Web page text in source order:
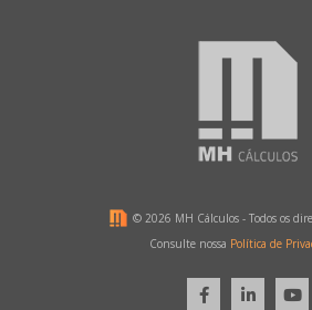
© 2026 MH Cálculos - Todos os
Consulte nossa Política de